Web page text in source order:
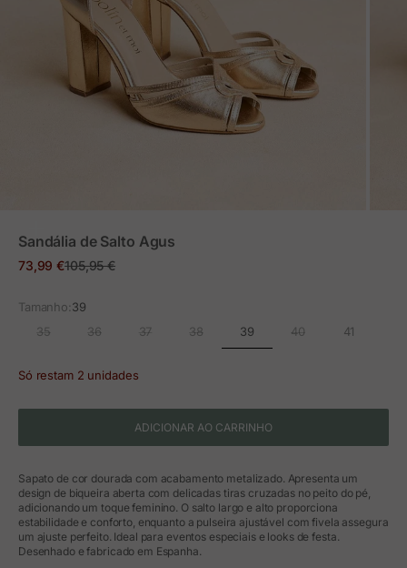
Sandália de Salto Agus
Preço em promoção
73,99 €Preço normal
105,95 €
Tamanho:39
35
36 37 38 39 40 41
Só restam 2 unidades
ADICIONAR AO CARRINHO
Sapato de cor dourada com acabamento metalizado. Apresenta um
design de biqueira aberta com delicadas tiras cruzadas no peito do pé,
adicionando um toque feminino. O salto largo e alto proporciona
estabilidade e conforto, enquanto a pulseira ajustável com fivela assegura
um ajuste perfeito. Ideal para eventos especiais e looks de festa.
Desenhado e fabricado em Espanha.